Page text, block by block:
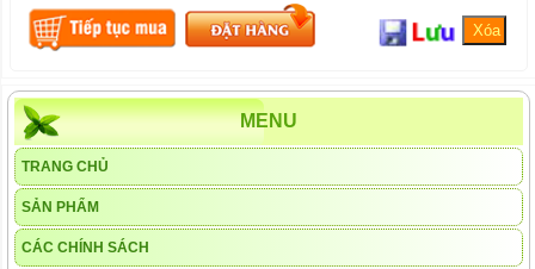
MENU
TRANG CHỦ
SẢN PHẨM
CÁC CHÍNH SÁCH